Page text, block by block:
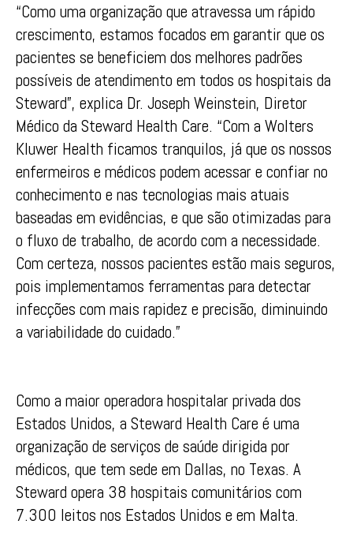
“Como uma organização que atravessa um rápido
crescimento, estamos focados em garantir que os
pacientes se beneficiem dos melhores padrões
possíveis de atendimento em todos os hospitais da
Steward”, explica Dr. Joseph Weinstein, Diretor
Médico da Steward Health Care. “Com a Wolters
Kluwer Health ficamos tranquilos, já que os nossos
enfermeiros e médicos podem acessar e confiar no
conhecimento e nas tecnologias mais atuais
baseadas em evidências, e que são otimizadas para
o fluxo de trabalho, de acordo com a necessidade.
Com certeza, nossos pacientes estão mais seguros,
pois implementamos ferramentas para detectar
infecções com mais rapidez e precisão, diminuindo
a variabilidade do cuidado.”
Como a maior operadora hospitalar privada dos
Estados Unidos, a Steward Health Care é uma
organização de serviços de saúde dirigida por
médicos, que tem sede em Dallas, no Texas. A
Steward opera 38 hospitais comunitários com
7.300 leitos nos Estados Unidos e em Malta.